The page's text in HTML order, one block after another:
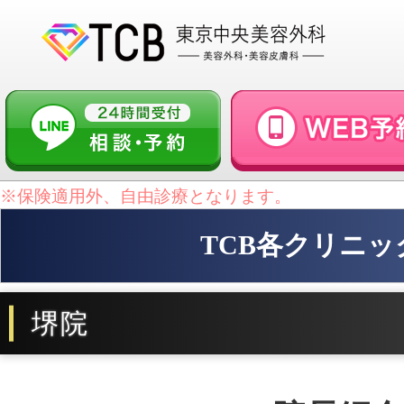
※保険適用外、自由診療となります。
TCB各クリニッ
堺院